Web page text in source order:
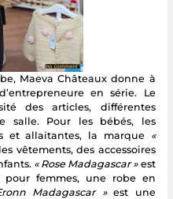
Maeva Châteaux donne à
en série. Le
des articles, différentes
salle. Pour les bébés, les
et allaitantes, la marque «
vêtements, des accessoires
« Rose Madagascar »est
femmes, une robe en
Madagascar »est une